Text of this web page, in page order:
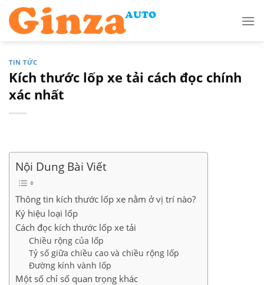
Skip
content
TIN TỨC
Kích thước lốp xe tải cách đọc chính
xác nhất
Nội Dung Bài Viết
Thông tin kích thước lốp xe nằm ở vị trí nào?
Ký hiệu loại lốp
Cách đọc kích thước lốp xe tải
Chiều rộng của lốp
Tỷ số giữa chiều cao và chiều rộng lốp
Đường kính vành lốp
Một số chỉ số quan trọng khác